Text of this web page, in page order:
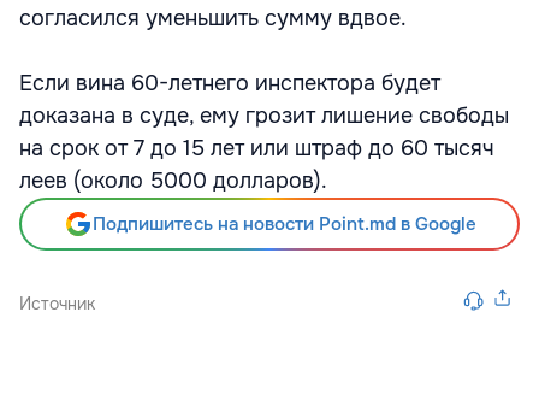
согласился уменьшить сумму вдвое.
Если вина 60-летнего инспектора будет
доказана в суде, ему грозит лишение свободы
на срок от 7 до 15 лет или штраф до 60 тысяч
леев (около 5000 долларов).
Подпишитесь на новости Point.md в Google
Источник